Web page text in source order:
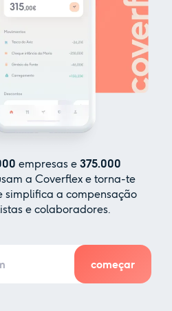
empresas e 375.000
a Coverflex e torna-te
simplifica a compensação
e colaboradores.